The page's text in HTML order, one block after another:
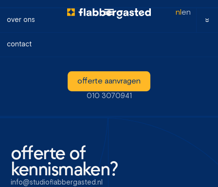
over ons
contact
offerte aanvragen
010 3070941
nl en
Cookies
Deze cookieverklaring is opgesteld en bijgewerkt door
Deze cookie lijst is opgesteld en bijgewerkt door de
offerte of
kennismaken?
info@studioflabbergasted.nl